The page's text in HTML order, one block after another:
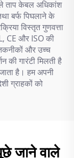
ताप केबल अधिकांश
बर्फ पिघलाने के
विस्तृत गुणवत्ता
CE और ISO की
और उच्च
की गारंटी मिलती है
है। हम अपनी
ग्राहकों को
जाने वाले